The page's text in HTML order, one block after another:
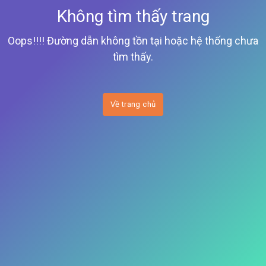
Không tìm thấy trang
Oops!!!! Đường dẫn không tồn tại hoặc hệ thống chưa
tìm thấy.
Về trang chủ